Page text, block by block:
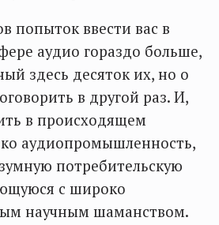
попыток ввести вас в
аудио гораздо больше,
здесь десяток их, но о
в другой раз. И,
в происходящем
аудиопромышленность,
потребительскую
с широко
научным шаманством.